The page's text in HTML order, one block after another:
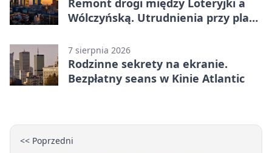
Remont drogi między Loteryjki a
Wólczyńską. Utrudnienia przy placu
7 sierpnia 2026
Rodzinne sekrety na ekranie.
Bezpłatny seans w Kinie Atlantic
<< Poprzedni